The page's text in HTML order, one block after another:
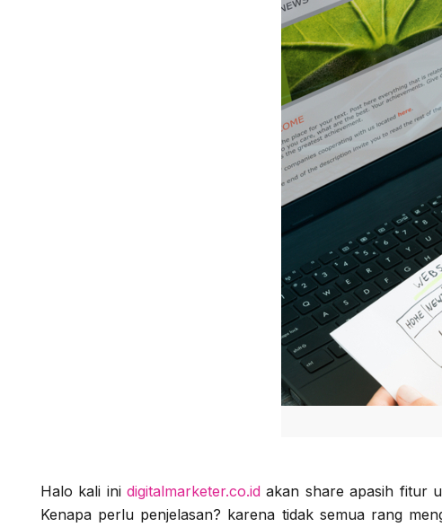
Halo kali ini digitalmarketer.co.id akan share apasih fitur
Kenapa perlu penjelasan? karena tidak semua rang